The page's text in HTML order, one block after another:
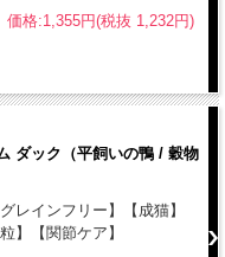
です。高温多湿、直射日
す。
早めにご使用ください。
、小児の手の届かない場
原材料の産地や収穫時期
る場合がありますが、品
価格:1,355円(税抜 1,232円)
ダック（平飼いの鴨 / 穀物
レインフリー】【成猫】
】【関節ケア】